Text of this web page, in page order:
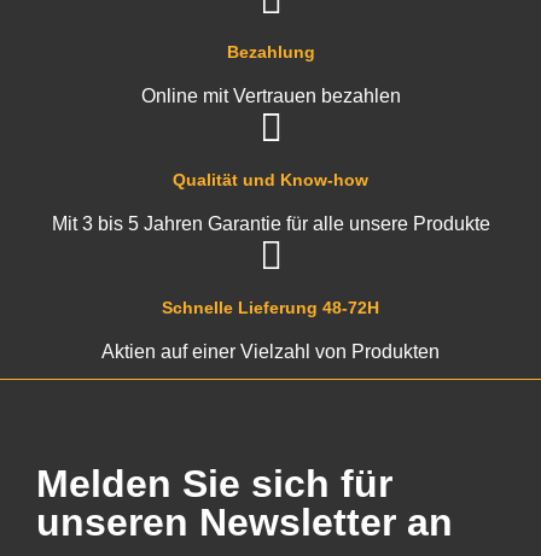
Schnelle Lieferung 48-72H
Aktien auf einer Vielzahl von Produkten
Qualität und Know-how
Mit 3 bis 5 Jahren Garantie für alle unsere Produkte
Bezahlung
Online mit Vertrauen bezahlen
Melden Sie sich für
unseren Newsletter an